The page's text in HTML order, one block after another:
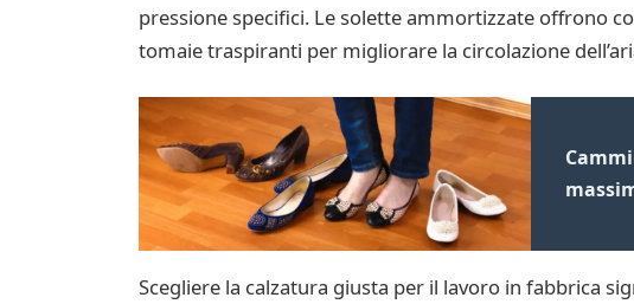
pressione specifici. Le solette ammortizzate offrono
tomaie traspiranti per migliorare la circolazione
Scegliere la calzatura giusta per il lavoro in fabbrica